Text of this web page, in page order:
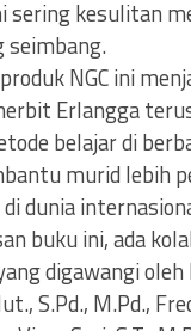
sering kesulitan
seimbang.
NGC ini
Erlangga
belajar di
murid lebih
dunia
buku ini, ada
digawangi oleh
S.Pd., M.Pd.,